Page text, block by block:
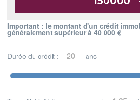
Important : le montant d'un crédit
généralement supérieur à 40 000 €
Durée du crédit : ans